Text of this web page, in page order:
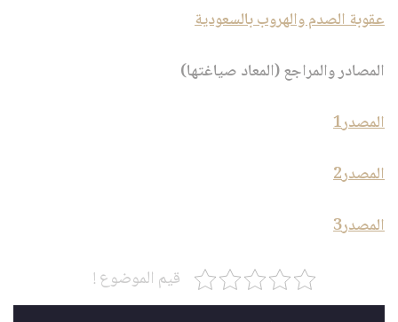
عقوبة الصدم والهروب بالسعودية
المصادر والمراجع (المعاد صياغتها)
المصدر1
المصدر2
المصدر3
قيم الموضوع !